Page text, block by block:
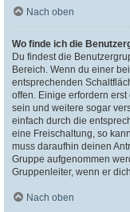
Nach oben
Wo finde ich die
Du findest die
Bereich. Wenn du einer
entsprechenden
offen. Einige erfordern
sein und weitere sogar
einfach durch die
eine Freischaltung, so
muss daraufhin deinen
Gruppe aufgenommen
Gruppenleiter, wenn er
Nach oben